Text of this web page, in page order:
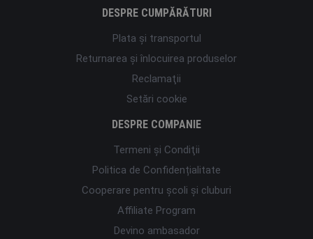
DESPRE CUMPĂRĂTURI
Plata şi transportul
Returnarea și înlocuirea produselor
Reclamaţii
Setări cookie
DESPRE COMPANIE
Termeni şi Condiţii
Politica de Confidențialitate
Cooperare pentru școli și cluburi
Affiliate Program
Devino ambasador